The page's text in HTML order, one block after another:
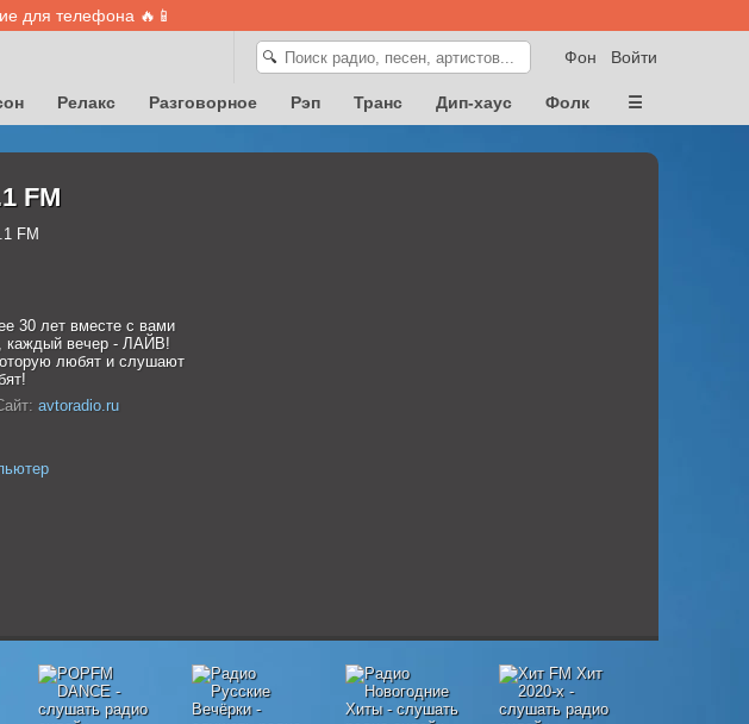
для телефона 🔥📱
Войти
Фон
🔍
Релакс Разговорное Рэп Транс Дип-хаус Фолк ☰
FM
FM
30 лет вместе с вами
каждый вечер - ЛАЙВ!
любят и слушают
avtoradio.ru